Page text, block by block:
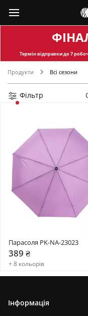
Термін відправкидо 7
Продукти Всі сезони
Фільтр
Парасоля PK-NA-23023
389 ₴
+ 8 кольорів
Інформація